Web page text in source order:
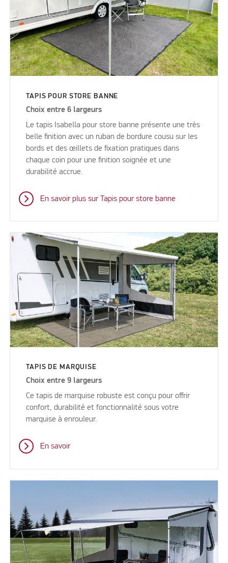
TAPIS POUR STORE BANNE
Choix entre 6 largeurs
Le tapis Isabella pour store banne présente une très
belle finition avec un ruban de bordure cousu sur les
bords et des œillets de fixation pratiques dans
chaque coin pour une finition soignée et une
durabilité accrue.
En savoir plus sur Tapis pour store banne
TAPIS DE MARQUISE
Choix entre 9 largeurs
Ce tapis de marquise robuste est conçu pour offrir
confort, durabilité et fonctionnalité sous votre
marquise à enrouleur.
En savoir